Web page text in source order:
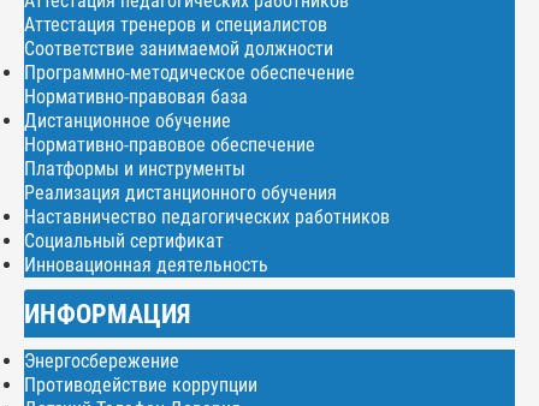
Аттестация тренеров и специалистов
Соответствие занимаемой должности
Программно-методическое обеспечение
Нормативно-правовая база
Дистанционное обучение
Нормативно-правовое обеспечение
Платформы и инструменты
Реализация дистанционного обучения
Наставничество педагогических работников
Социальный сертификат
Инновационная деятельность
ИНФОРМАЦИЯ
Энергосбережение
Противодействие коррупции